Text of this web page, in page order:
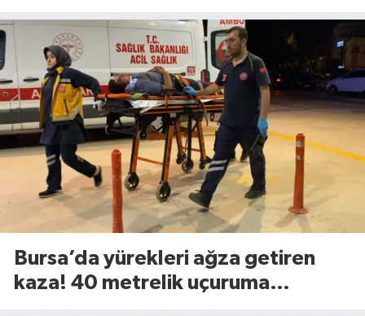
Bursa’da yürekleri ağza getiren
kaza! 40 metrelik uçuruma